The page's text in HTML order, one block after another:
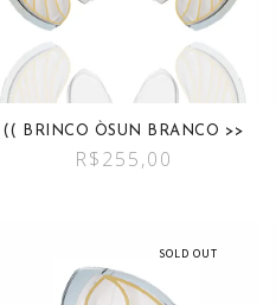
(( BRINCO ÒSUN BRANCO >>
R$255,00
SOLD OUT